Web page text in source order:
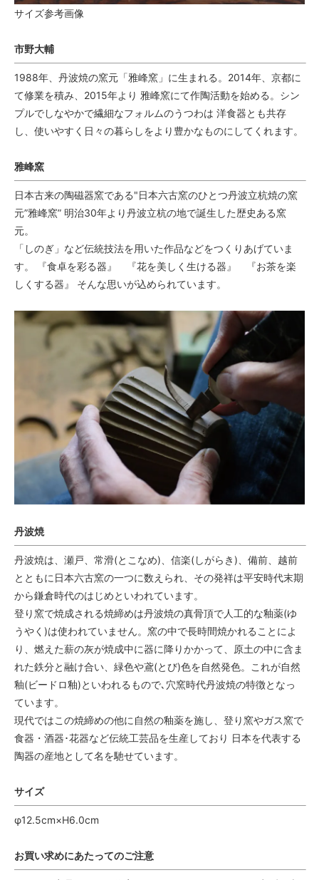
サイズ参考画像
市野大輔
1988年、丹波焼の窯元「雅峰窯」に生まれる。2014年、京都に
て修業を積み、2015年より 雅峰窯にて作陶活動を始める。シン
プルでしなやかで繊細なフォルムのうつわは 洋食器とも共存
し、使いやすく日々の暮らしをより豊かなものにしてくれます。
雅峰窯
日本古来の陶磁器窯である"日本六古窯のひとつ丹波立杭焼の窯
元”雅峰窯” 明治30年より丹波立杭の地で誕生した歴史ある窯
元。
「しのぎ」など伝統技法を用いた作品などをつくりあげていま
す。 『食卓を彩る器』 『花を美しく生ける器』 『お茶を楽
しくする器』 そんな思いが込められています。
丹波焼
丹波焼は、瀬戸、常滑(とこなめ)、信楽(しがらき)、備前、越前
とともに日本六古窯の一つに数えられ、その発祥は平安時代末期
から鎌倉時代のはじめといわれています。
登り窯で焼成される焼締めは丹波焼の真骨頂で人工的な釉薬(ゆ
うやく)は使われていません。窯の中で長時間焼かれることによ
り、燃えた薪の灰が焼成中に器に降りかかって、原土の中に含ま
れた鉄分と融け合い、緑色や鳶(とび)色を自然発色。これが自然
釉(ビードロ釉)といわれるもので､穴窯時代丹波焼の特徴となっ
ています。
現代ではこの焼締めの他に自然の釉薬を施し、登り窯やガス窯で
食器・酒器･花器など伝統工芸品を生産しており 日本を代表する
陶器の産地として名を馳せています。
サイズ
φ12.5cm×H6.0cm
お買い求めにあたってのご注意